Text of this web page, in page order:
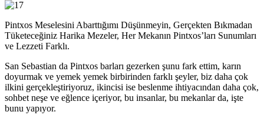
Pintxos Meselesini Abarttığımı Düşünmeyin, Gerçekten Bıkmadan
Tüketeceğiniz Harika Mezeler, Her Mekanın Pintxos’ları Sunumları
ve Lezzeti Farklı.
San Sebastian da Pintxos barları gezerken şunu fark ettim, karın
doyurmak ve yemek yemek birbirinden farklı şeyler, biz daha çok
ilkini gerçekleştiriyoruz, ikincisi ise beslenme ihtiyacından daha çok,
sohbet neşe ve eğlence içeriyor, bu insanlar, bu mekanlar da, işte
bunu yapıyor.